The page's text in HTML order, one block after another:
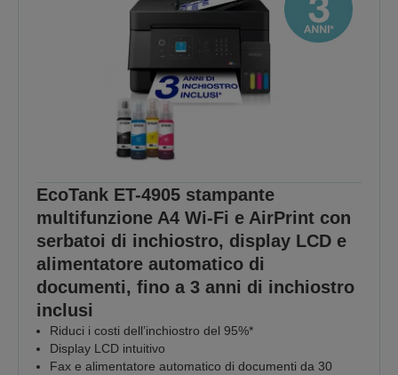
EcoTank ET-4905 stampante
multifunzione A4 Wi-Fi e AirPrint con
serbatoi di inchiostro, display LCD e
alimentatore automatico di
documenti, fino a 3 anni di inchiostro
inclusi
Riduci i costi dell’inchiostro del 95%*
Display LCD intuitivo
Fax e alimentatore automatico di documenti da 30